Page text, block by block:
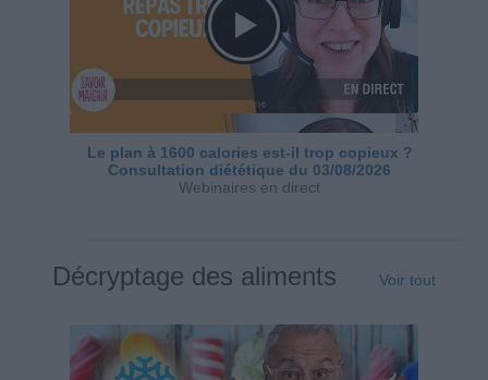
Le plan à 1600 calories est-il trop copieux ?
Consultation diététique du 03/08/2026
Webinaires en direct
Décryptage des aliments Voir tout